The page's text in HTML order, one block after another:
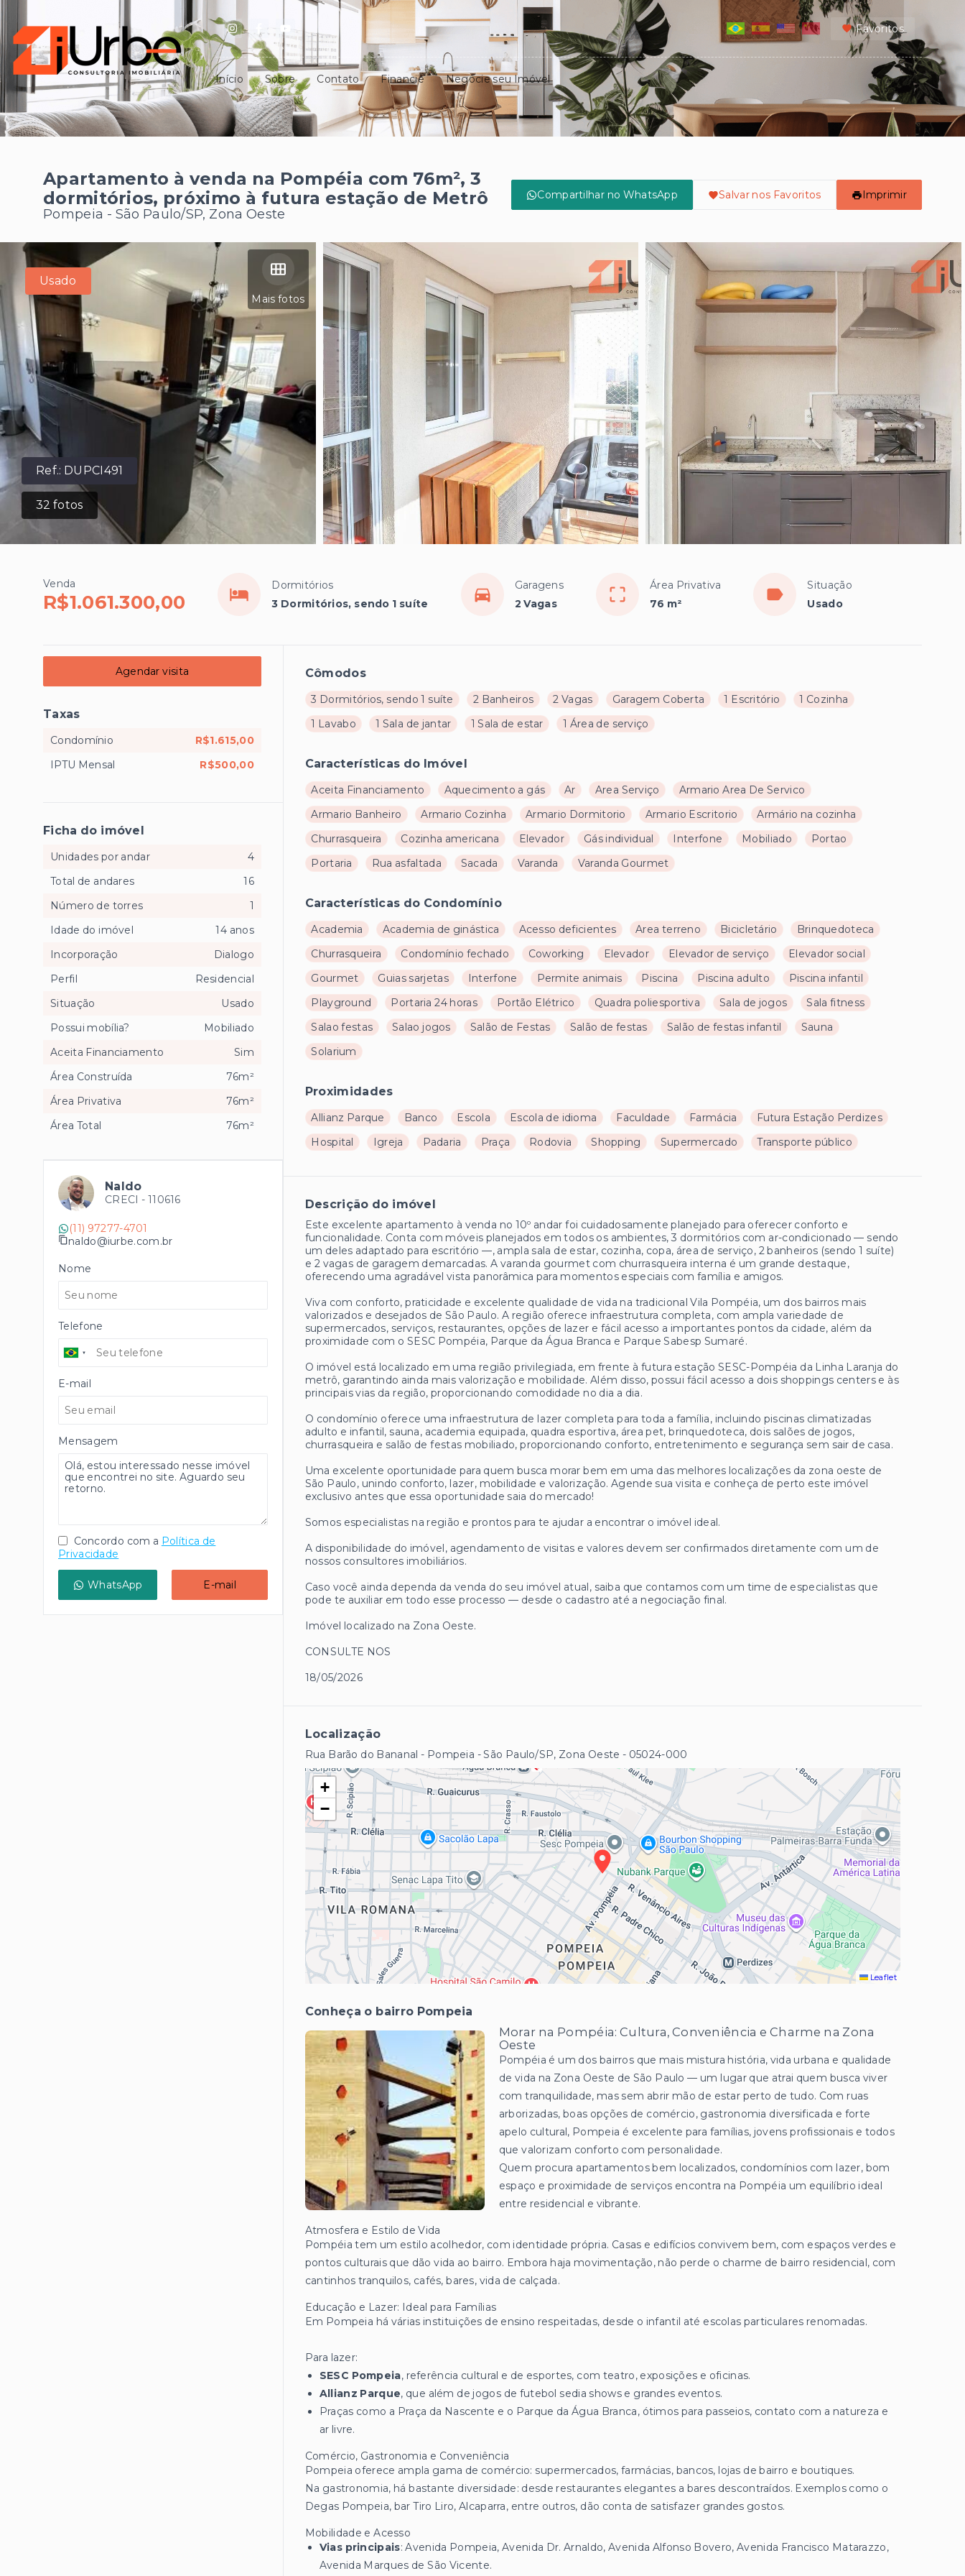
Favoritos
Início Sobre Contato Financie Negocie seu Imóvel
Apartamento à venda na Pompéia com 76m², 3
dormitórios, próximo à futura estação de Metrô
Pompeia - São Paulo/SP, Zona Oeste
Compartilhar no WhatsApp Salvar nos Favoritos Imprimir
Ref.: DUPCI491
32 fotos
Mais fotos
Usado
Venda
R$1.061.300,00
Dormitórios
3 Dormitórios, sendo 1 suíte
Garagens
2 Vagas
Área Privativa
76 m²
Situação
Usado
Cômodos
3 Dormitórios, sendo 1 suíte 2 Banheiros 2 Vagas Garagem Coberta 1 Escritório
1 Cozinha
1 Lavabo
1 Sala de jantar 1 Sala de estar 1 Área de serviço
Características do Imóvel
Aceita Financiamento Aquecimento a gás Ar Area Serviço
Armario Area De Servico
Armario Banheiro
Armario Cozinha Armario Dormitorio Armario Escritorio
Armário na cozinha
Churrasqueira
Cozinha americana Elevador Gás individual Interfone Mobiliado
Portao
Portaria
Rua asfaltada Sacada Varanda Varanda Gourmet
Características do Condomínio
Academia Academia de ginástica Acesso deficientes Area terreno Bicicletário
Brinquedoteca
Churrasqueira
Condomínio fechado Coworking Elevador Elevador de serviço
Elevador social
Gourmet
Guias sarjetas Interfone Permite animais Piscina Piscina adulto
Piscina infantil
Playground
Portaria 24 horas Portão Elétrico Quadra poliesportiva Sala de jogos
Sala fitness
Salao festas
Salao jogos Salão de Festas Salão de festas Salão de festas infantil
Sauna
Solarium
Proximidades
Allianz Parque Banco Escola Escola de idioma Faculdade Farmácia
Futura Estação Perdizes
Hospital
Igreja Padaria Praça Rodovia Shopping Supermercado Transporte público
Descrição do imóvel
Este excelente apartamento à venda no 10º andar foi cuidadosamente planejado para oferecer conforto e
funcionalidade. Conta com móveis planejados em todos os ambientes, 3 dormitórios com ar-condicionado — sendo
um deles adaptado para escritório —, ampla sala de estar, cozinha, copa, área de serviço, 2 banheiros (sendo 1 suíte)
e 2 vagas de garagem demarcadas. A varanda gourmet com churrasqueira interna é um grande destaque,
oferecendo uma agradável vista panorâmica para momentos especiais com família e amigos.
Viva com conforto, praticidade e excelente qualidade de vida na tradicional Vila Pompéia, um dos bairros mais
valorizados e desejados de São Paulo. A região oferece infraestrutura completa, com ampla variedade de
supermercados, serviços, restaurantes, opções de lazer e fácil acesso a importantes pontos da cidade, além da
proximidade com o SESC Pompéia, Parque da Água Branca e Parque Sabesp Sumaré.
O imóvel está localizado em uma região privilegiada, em frente à futura estação SESC-Pompéia da Linha Laranja do
metrô, garantindo ainda mais valorização e mobilidade. Além disso, possui fácil acesso a dois shoppings centers e às
principais vias da região, proporcionando comodidade no dia a dia.
O condomínio oferece uma infraestrutura de lazer completa para toda a família, incluindo piscinas climatizadas
adulto e infantil, sauna, academia equipada, quadra esportiva, área pet, brinquedoteca, dois salões de jogos,
churrasqueira e salão de festas mobiliado, proporcionando conforto, entretenimento e segurança sem sair de casa.
Uma excelente oportunidade para quem busca morar bem em uma das melhores localizações da zona oeste de
São Paulo, unindo conforto, lazer, mobilidade e valorização. Agende sua visita e conheça de perto este imóvel
exclusivo antes que essa oportunidade saia do mercado!
Somos especialistas na região e prontos para te ajudar a encontrar o imóvel ideal.
A disponibilidade do imóvel, agendamento de visitas e valores devem ser confirmados diretamente com um de
nossos consultores imobiliários.
Caso você ainda dependa da venda do seu imóvel atual, saiba que contamos com um time de especialistas que
pode te auxiliar em todo esse processo — desde o cadastro até a negociação final.
Imóvel localizado na Zona Oeste.
CONSULTE NOS
18/05/2026
Localização
Rua Barão do Bananal - Pompeia - São Paulo/SP, Zona Oeste - 05024-000
+
−
Leaflet
Conheça o bairro Pompeia
Morar na Pompéia: Cultura, Conveniência e Charme na Zona
Oeste
Pompéia é um dos bairros que mais mistura história, vida urbana e qualidade
de vida na Zona Oeste de São Paulo — um lugar que atrai quem busca viver
com tranquilidade, mas sem abrir mão de estar perto de tudo. Com ruas
arborizadas, boas opções de comércio, gastronomia diversificada e forte
apelo cultural, Pompeia é excelente para famílias, jovens profissionais e todos
que valorizam conforto com personalidade.
Quem procura apartamentos bem localizados, condomínios com lazer, bom
espaço e proximidade de serviços encontra na Pompéia um equilíbrio ideal
entre residencial e vibrante.
Atmosfera e Estilo de Vida
Pompéia tem um estilo acolhedor, com identidade própria. Casas e edifícios convivem bem, com espaços verdes e
pontos culturais que dão vida ao bairro. Embora haja movimentação, não perde o charme de bairro residencial, com
cantinhos tranquilos, cafés, bares, vida de calçada.
Educação e Lazer: Ideal para Famílias
Em Pompeia há várias instituições de ensino respeitadas, desde o infantil até escolas particulares renomadas.
Para lazer:
SESC Pompeia, referência cultural e de esportes, com teatro, exposições e oficinas.
Allianz Parque, que além de jogos de futebol sedia shows e grandes eventos.
Praças como a Praça da Nascente e o Parque da Água Branca, ótimos para passeios, contato com a natureza e
ar livre.
Comércio, Gastronomia e Conveniência
Pompeia oferece ampla gama de comércio: supermercados, farmácias, bancos, lojas de bairro e boutiques.
Na gastronomia, há bastante diversidade: desde restaurantes elegantes a bares descontraídos. Exemplos como o
Degas Pompeia, bar Tiro Liro, Alcaparra, entre outros, dão conta de satisfazer grandes gostos.
Mobilidade e Acesso
Vias principais: Avenida Pompeia, Avenida Dr. Arnaldo, Avenida Alfonso Bovero, Avenida Francisco Matarazzo,
Avenida Marques de São Vicente.
Agendar visita
Taxas
Condomínio
R$1.615,00
IPTU Mensal
R$500,00
Ficha do imóvel
Unidades por andar
4
Total de andares
16
Número de torres
1
Idade do imóvel
14 anos
Incorporação
Dialogo
Perfil
Residencial
Situação
Usado
Possui mobília?
Mobiliado
Aceita Financiamento
Sim
Área Construída
76m²
Área Privativa
76m²
Área Total
76m²
Naldo
CRECI - 110616
(11) 97277-4701
naldo@iurbe.com.br
Nome
Telefone
E-mail
Mensagem
Concordo com a Política de
Privacidade
WhatsApp E-mail